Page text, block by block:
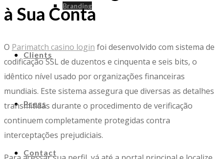
Branding
Clients
Press
Contact
à Sua Conta
O Parimatch casino login foi desenvolvido com sistema de
codificação SSL de duzentos e cinquenta e seis bits, o
idêntico nível usado por organizações financeiras
mundiais. Este sistema assegura que diversas as detalhes
transmitidas durante o procedimento de verificação
continuem completamente protegidas contra
interceptações prejudiciais.